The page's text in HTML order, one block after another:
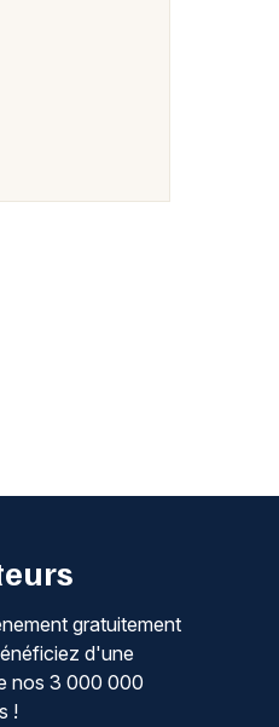
gratuitement
d'une
nos 3 000 000
!